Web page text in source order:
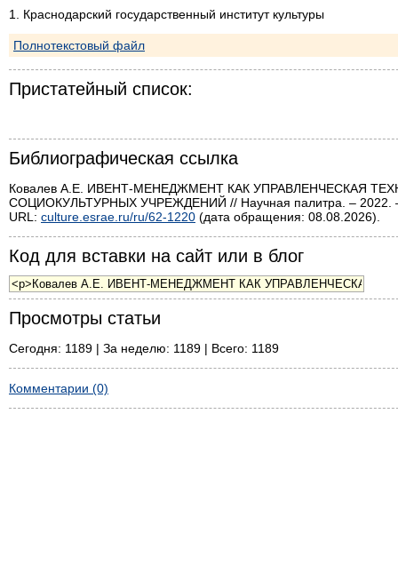
1. Краснодарский государственный институт культуры
Полнотекстовый файл
Пристатейный список:
Библиографическая ссылка
Ковалев А.Е. ИВЕНТ-МЕНЕДЖМЕНТ КАК УПРАВЛЕНЧЕСКАЯ
СОЦИОКУЛЬТУРНЫХ УЧРЕЖДЕНИЙ // Научная палитра. – 2022.
URL: culture.esrae.ru/ru/62-1220 (дата обращения: 08.08.2026).
Код для вставки на сайт или в блог
Просмотры статьи
Сегодня: 1189 | За неделю: 1189 | Всего: 1189
Комментарии (0)